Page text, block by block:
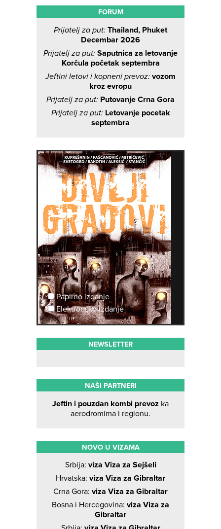
FORUM
Prijatelj za put: Thailand, Phuket
Decembar 2026
Prijatelj za put: Saputnica za letovanje
Korčula početak septembra
Jeftini letovi i kopneni prevoz: vozom
kroz evropu
Prijatelj za put: Putovanje Crna Gora
Prijatelj za put: Letovanje pocetak
septembra
Papirno izdanje
Elektronsko izdanje
NEWSLETTER
NAŠI PARTNERI
Jeftin i pouzdan kombi prevoz ka
aerodromima i regionu.
NOVO U VIZAMA
Srbija: viza Viza za Sejšeli
Hrvatska: viza Viza za Gibraltar
Crna Gora: viza Viza za Gibraltar
Bosna i Hercegovina: viza Viza za
Gibraltar